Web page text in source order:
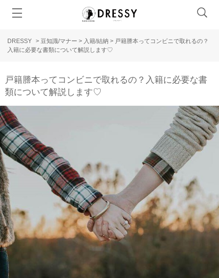
DRESSY > 豆知識/マナー > 入籍/結納 > 戸籍謄本ってコンビニで取れるの？
入籍に必要な書類について解説します♡
戸籍謄本ってコンビニで取れるの？入籍に必要な書
類について解説します♡